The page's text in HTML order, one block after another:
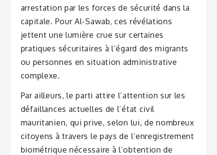
arrestation par les forces de sécurité dans la
capitale. Pour Al-Sawab, ces révélations
jettent une lumière crue sur certaines
pratiques sécuritaires à l’égard des migrants
ou personnes en situation administrative
complexe.
Par ailleurs, le parti attire l’attention sur les
défaillances actuelles de l’état civil
mauritanien, qui prive, selon lui, de nombreux
citoyens à travers le pays de l’enregistrement
biométrique nécessaire à l’obtention de